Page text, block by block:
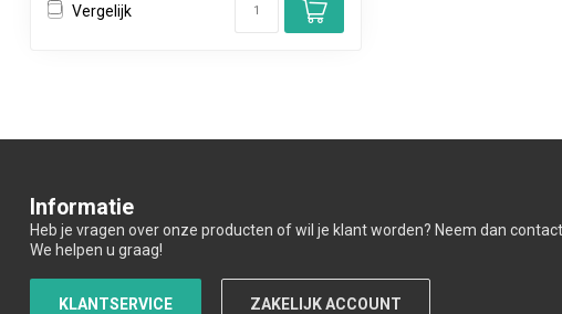
Vergelijk
Informatie
Heb je vragen over onze producten of wil je klant worden? Neem dan
We helpen u graag!
KLANTSERVICE ZAKELIJK ACCOUNT